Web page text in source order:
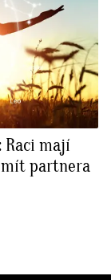
mají
mít partnera